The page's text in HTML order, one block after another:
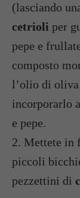
(lasciando
cetrioli per
pepe e
composto
l’olio di oliva
incorporarlo
e pepe.
2. Mettete in
piccoli
pezzettini di